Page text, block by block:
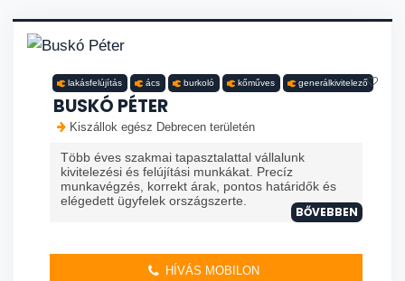
lakásfelújítás ács burkoló kőműves generálkivitelező
BUSKÓ PÉTER
Kiszállok egész Debrecen területén
Több éves szakmai tapasztalattal vállalunk
kivitelezési és felújítási munkákat. Precíz
munkavégzés, korrekt árak, pontos határidők és
elégedett ügyfelek országszerte.
BŐVEBBEN
HÍVÁS MOBILON